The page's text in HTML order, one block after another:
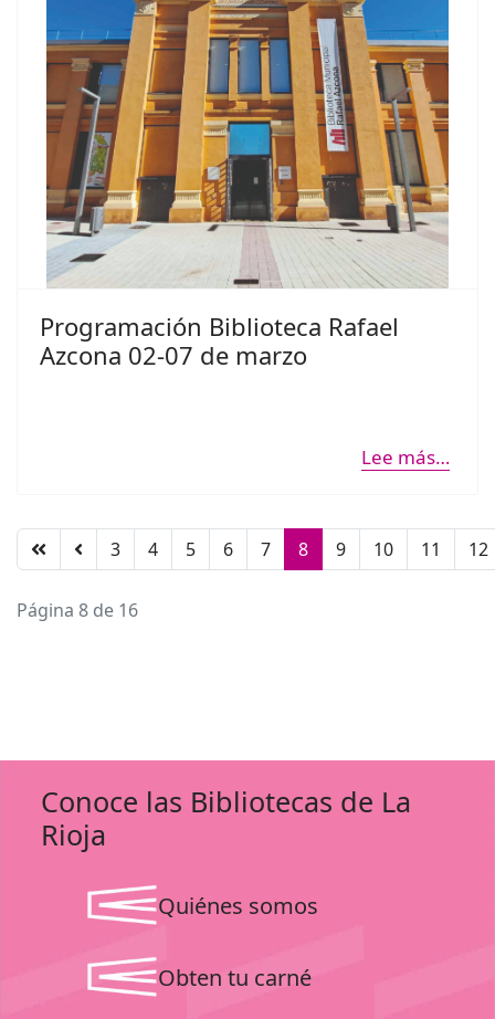
Programación Biblioteca Rafael
Azcona 02-07 de marzo
Lee más…
3 4 5 6 7 8 9 10 11 12
Página 8 de 16
Conoce las Bibliotecas de La
Rioja
Quiénes somos
Obten tu carné